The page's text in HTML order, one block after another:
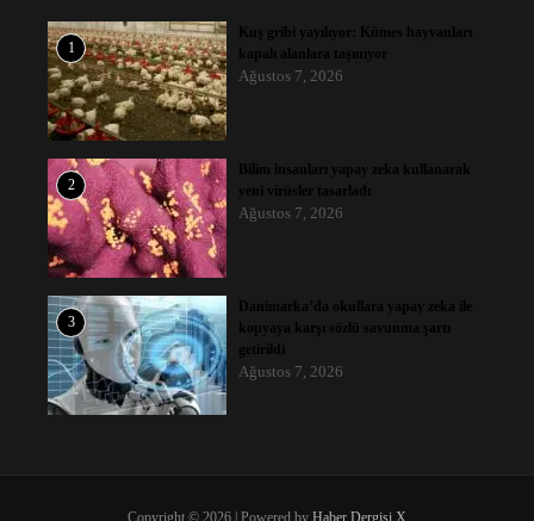
1
Kuş gribi yayılıyor: Kümes hayvanları
kapalı alanlara taşınıyor
Ağustos 7, 2026
2
Bilim insanları yapay zeka kullanarak
yeni virüsler tasarladı
Ağustos 7, 2026
3
Danimarka’da okullara yapay zeka ile
kopyaya karşı sözlü savunma şartı
getirildi
Ağustos 7, 2026
Copyright © 2026 | Powered by Haber Dergisi X